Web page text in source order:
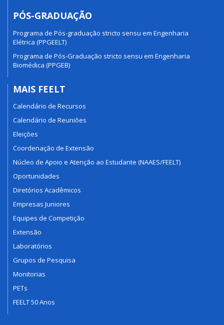
PÓS-GRADUAÇÃO
Programa de Pós-graduação stricto sensu em Engenharia
Elétrica (PPGEELT)
Programa de Pós-Graduação stricto sensu em Engenharia
Biomédica (PPGEB)
MAIS FEELT
Calendário de Recursos
Calendário de Reuniões
Eleições
Coordenação de Extensão
Núcleo de Apoio e Atenção ao Estudante (NAAES/FEELT)
Oportunidades
Diretórios Acadêmicos
Empresas Juniores
Equipes de Competição
Extensão
Laboratórios
Grupos de Pesquisa
Monitorias
PETs
FEELT 50 Anos